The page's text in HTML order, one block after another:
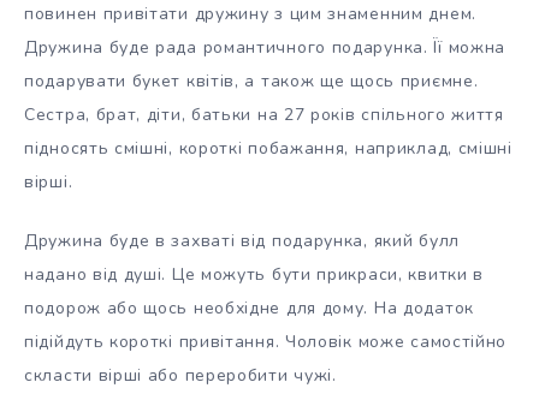
повинен привітати дружину з цим знаменним днем.
Дружина буде рада романтичного подарунка. Її можна
подарувати букет квітів, а також ще щось приємне.
Сестра, брат, діти, батьки на 27 років спільного життя
підносять смішні, короткі побажання, наприклад, смішні
вірші.
Дружина буде в захваті від подарунка, який булл
надано від душі. Це можуть бути прикраси, квитки в
подорож або щось необхідне для дому. На додаток
підійдуть короткі привітання. Чоловік може самостійно
скласти вірші або переробити чужі.